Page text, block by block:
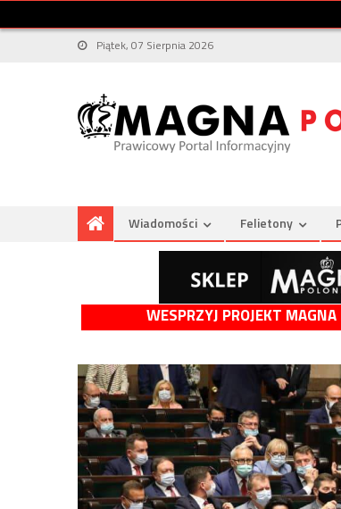
Piątek, 07 Sierpnia 2026
Wiadomości Felietony
WESPRZYJ PROJEKT